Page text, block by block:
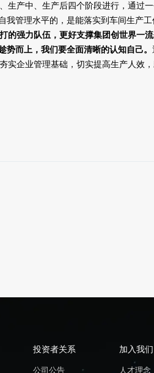
产中、生产后四个阶段进行，通过
管理水平的，是能落实到车间生产工
强力队伍，更好支撑集团创世界一流
而上，我们要全面清晰的认知自己。
企业管理基础，切实提高生产人效
投资者关系
公司公告
加入我们
人才理念